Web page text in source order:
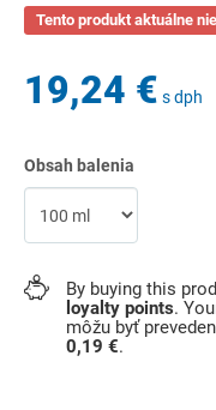
Tento produkt aktuálne
19,24 € s dph
Obsah balenia
By buying this
loyalty points.
môžu byť
0,19 €.